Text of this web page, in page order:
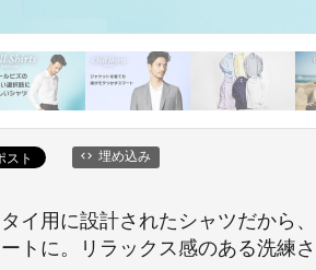
埋め込み
タイ用に設計されたシャツだから
トに。リラックス感のある洗練